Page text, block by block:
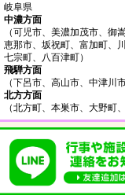
岐阜県
中濃方面
（可児市、美濃加茂市、御
恵那市、坂祝町、富加町、
七宗町、八百津町）
飛騨方面
（下呂市、高山市、中津川
北方方面
（北方町、本巣市、大野町